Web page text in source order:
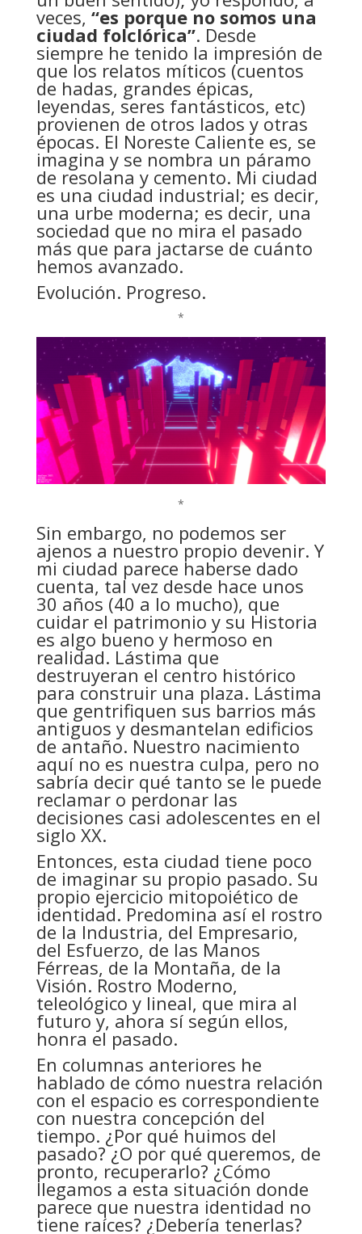
veces, “es porque no somos una
ciudad folclórica”. Desde
siempre he tenido la impresión de
que los relatos míticos (cuentos
de hadas, grandes épicas,
leyendas, seres fantásticos, etc)
provienen de otros lados y otras
épocas. El Noreste Caliente es, se
imagina y se nombra un páramo
de resolana y cemento. Mi ciudad
es una ciudad industrial; es decir,
una urbe moderna; es decir, una
sociedad que no mira el pasado
más que para jactarse de cuánto
hemos avanzado.
Evolución. Progreso.
*
*
Sin embargo, no podemos ser
ajenos a nuestro propio devenir. Y
mi ciudad parece haberse dado
cuenta, tal vez desde hace unos
30 años (40 a lo mucho), que
cuidar el patrimonio y su Historia
es algo bueno y hermoso en
realidad. Lástima que
destruyeran el centro histórico
para construir una plaza. Lástima
que gentrifiquen sus barrios más
antiguos y desmantelan edificios
de antaño. Nuestro nacimiento
aquí no es nuestra culpa, pero no
sabría decir qué tanto se le puede
reclamar o perdonar las
decisiones casi adolescentes en el
siglo XX.
Entonces, esta ciudad tiene poco
de imaginar su propio pasado. Su
propio ejercicio mitopoiético de
identidad. Predomina así el rostro
de la Industria, del Empresario,
del Esfuerzo, de las Manos
Férreas, de la Montaña, de la
Visión. Rostro Moderno,
teleológico y lineal, que mira al
futuro y, ahora sí según ellos,
honra el pasado.
En columnas anteriores he
hablado de cómo nuestra relación
con el espacio es correspondiente
con nuestra concepción del
tiempo. ¿Por qué huimos del
pasado? ¿O por qué queremos, de
pronto, recuperarlo? ¿Cómo
llegamos a esta situación donde
parece que nuestra identidad no
tiene raíces? ¿Debería tenerlas?